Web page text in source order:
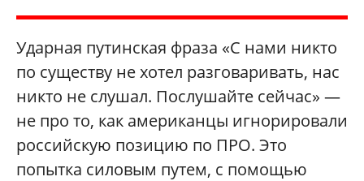
Ударная путинская фраза «C нами никто
по существу не хотел разговаривать, нас
никто не слушал. Послушайте сейчас» —
не про то, как американцы игнорировали
российскую позицию по ПРО. Это
попытка силовым путем, с помощью